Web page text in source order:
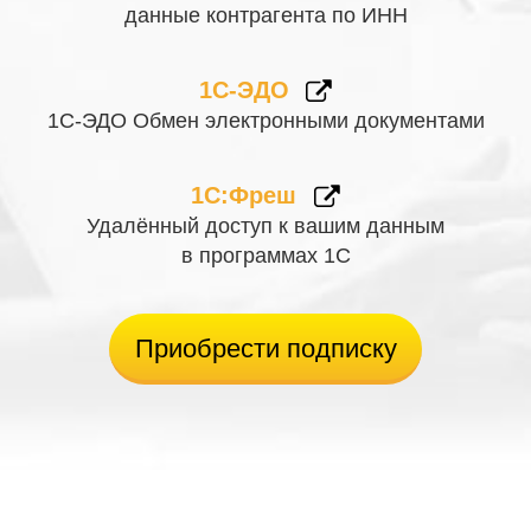
данные контрагента по ИНН
1С-ЭДО
1С-ЭДО Обмен электронными документами
1С:Фреш
Удалённый доступ к вашим данным
в программах 1С
Приобрести подписку